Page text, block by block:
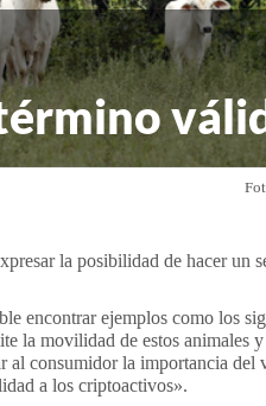
la posibilidad de hacer un
encontrar ejemplos como los
la movilidad de estos animales
al consumidor la importancia
a los criptoactivos».